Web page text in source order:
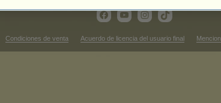
Condiciones de venta Acuerdo de licencia del usuario final